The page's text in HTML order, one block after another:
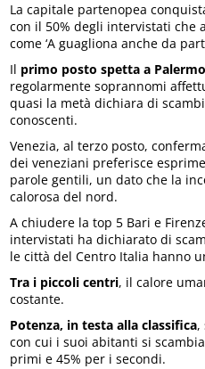
La capitale partenopea
con il 50% degli intervistati che
come ‘A guagliona anche da
Il primo posto spetta a Palermo
regolarmente soprannomi
quasi la metà dichiara di
conoscenti.
Venezia, al terzo posto,
dei veneziani preferisce
parole gentili, un dato che la
calorosa del nord.
A chiudere la top 5 Bari e
intervistati ha dichiarato di
le città del Centro Italia hanno
Tra i piccoli centri, il calore
costante.
Potenza, in testa alla classifica,
con cui i suoi abitanti si
primi e 45% per i secondi.